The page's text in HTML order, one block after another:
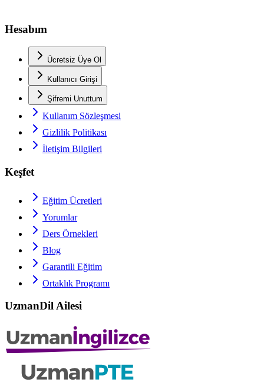
Hesabım
Ücretsiz Üye Ol
Kullanıcı Girişi
Şifremi Unuttum
Kullanım Sözleşmesi
Gizlilik Politikası
İletişim Bilgileri
Keşfet
Eğitim Ücretleri
Yorumlar
Ders Örnekleri
Blog
Garantili Eğitim
Ortaklık Programı
UzmanDil Ailesi